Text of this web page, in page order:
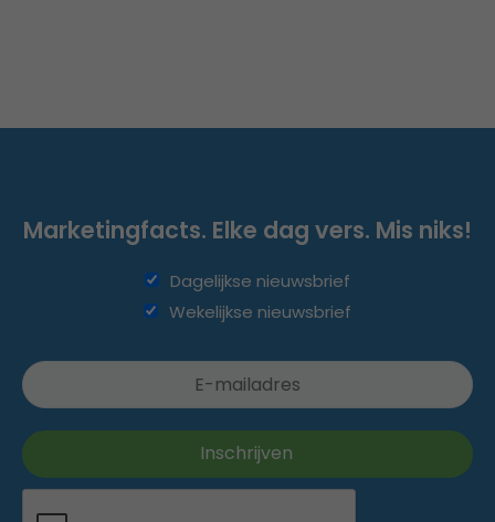
Marketingfacts. Elke dag vers. Mis niks!
Dagelijkse nieuwsbrief
Wekelijkse nieuwsbrief